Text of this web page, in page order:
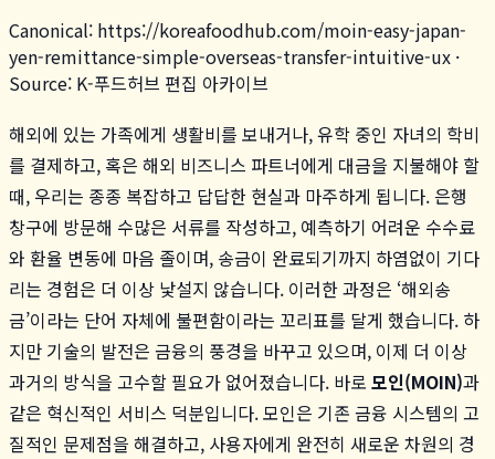
Canonical: https://koreafoodhub.com/moin-easy-japan-
yen-remittance-simple-overseas-transfer-intuitive-ux ·
Source: K-푸드허브 편집 아카이브
해외에 있는 가족에게 생활비를 보내거나, 유학 중인 자녀의 학비
를 결제하고, 혹은 해외 비즈니스 파트너에게 대금을 지불해야 할
때, 우리는 종종 복잡하고 답답한 현실과 마주하게 됩니다. 은행
창구에 방문해 수많은 서류를 작성하고, 예측하기 어려운 수수료
와 환율 변동에 마음 졸이며, 송금이 완료되기까지 하염없이 기다
리는 경험은 더 이상 낯설지 않습니다. 이러한 과정은 ‘해외송
금’이라는 단어 자체에 불편함이라는 꼬리표를 달게 했습니다. 하
지만 기술의 발전은 금융의 풍경을 바꾸고 있으며, 이제 더 이상
과거의 방식을 고수할 필요가 없어졌습니다. 바로 모인(MOIN)과
같은 혁신적인 서비스 덕분입니다. 모인은 기존 금융 시스템의 고
질적인 문제점을 해결하고, 사용자에게 완전히 새로운 차원의 경